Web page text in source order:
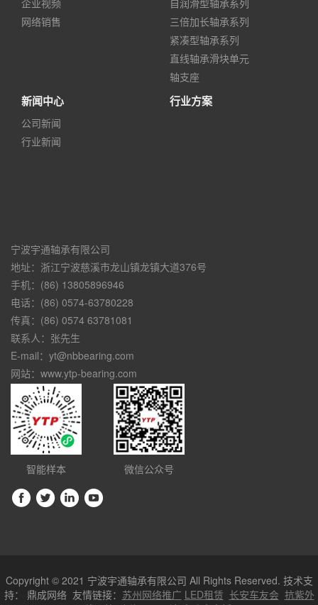
网络销售
三倍加长轴承系列
紧凑型轴承系列
直线轴承滑块单元
轴支座
新闻中心
公司新闻
行业新闻
行业方案
宁波宇通轴承有限公司
地址：浙江宁波慈溪市龙山镇龙镇大道376号
手机：(86) 13805896946
电话：(86) 0574-63780228
传真：(86) 0574 63781081
联系人：张先生
E-mail：yt@nbbearing.com
网站：www.ytp-bearing.com
智能样本 微信公众号
Copyright © 2021 宁波宇通轴承有限公司 All Rights Reserved. 技术支
持： 鼎成网络友情链接： 苏州网络推广 LED租赁 长安车友会 抗紫外